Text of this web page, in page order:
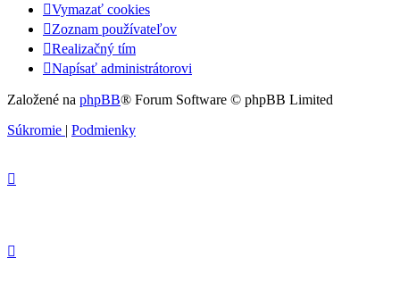
Vymazať cookies
Zoznam používateľov
Realizačný tím
Napísať administrátorovi
Založené na phpBB® Forum Software © phpBB Limited
Súkromie | Podmienky